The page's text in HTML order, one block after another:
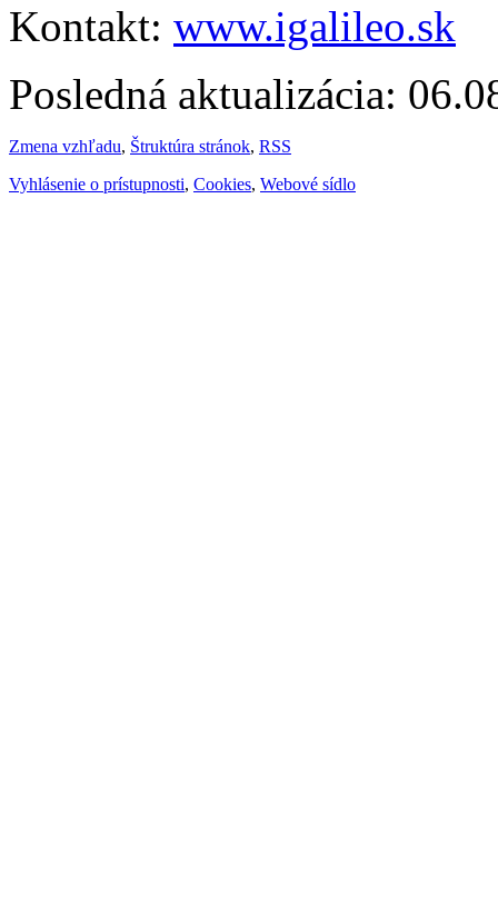
Kontakt: www.igalileo.sk
Posledná aktualizácia:
Zmena vzhľadu, Štruktúra stránok, RSS
Vyhlásenie o prístupnosti, Cookies, Webové sídlo